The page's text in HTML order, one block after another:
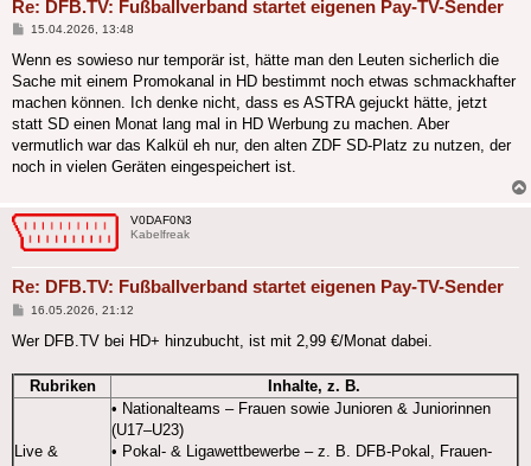
Re: DFB.TV: Fußballverband startet eigenen Pay-TV-Sender
Beitrag
15.04.2026, 13:48
Wenn es sowieso nur temporär ist, hätte man den Leuten sicherlich die
Sache mit einem Promokanal in HD bestimmt noch etwas schmackhafter
machen können. Ich denke nicht, dass es ASTRA gejuckt hätte, jetzt
statt SD einen Monat lang mal in HD Werbung zu machen. Aber
vermutlich war das Kalkül eh nur, den alten ZDF SD-Platz zu nutzen, der
noch in vielen Geräten eingespeichert ist.
V0DAF0N3
Kabelfreak
Re: DFB.TV: Fußballverband startet eigenen Pay-TV-Sender
Beitrag
16.05.2026, 21:12
Wer DFB.TV bei HD+ hinzubucht, ist mit 2,99 €/Monat dabei.
Rubriken Inhalte, z. B.
Live &
• Nationalteams – Frauen sowie Junioren & Juniorinnen
(U17–U23)
• Pokal- & Ligawettbewerbe – z. B. DFB-Pokal, Frauen-